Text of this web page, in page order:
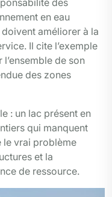
des
en eau
améliorer à la
Il cite l’exemple
de son
des zones
: un lac présent en
qui manquent
le vrai problème
et la
de ressource.